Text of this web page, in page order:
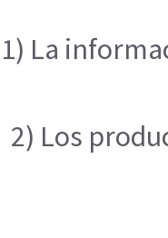
1) La
2) Los